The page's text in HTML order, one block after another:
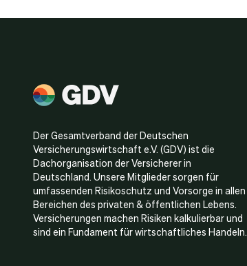
Der Gesamtverband der Deutschen
Versicherungswirtschaft e.V. (GDV) ist die
Dachorganisation der Versicherer in
Deutschland. Unsere Mitglieder sorgen für
umfassenden Risikoschutz und Vorsorge in allen
Bereichen des privaten & öffentlichen Lebens.
Versicherungen machen Risiken kalkulierbar und
sind ein Fundament für wirtschaftliches Handeln.